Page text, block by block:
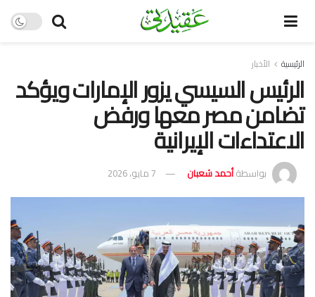
الرئيسية الأخبار
الرئيس السيسي يزور الإمارات ويؤكد
تضامن مصر معها ورفض
الاعتداءات الإيرانية
بواسطةأحمد شعبان 7 مايو، 2026